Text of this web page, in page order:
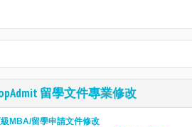
留學文件專業修改
MBA/留學申請文件修改